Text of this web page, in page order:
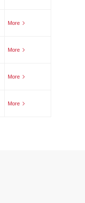
More
More
More
More